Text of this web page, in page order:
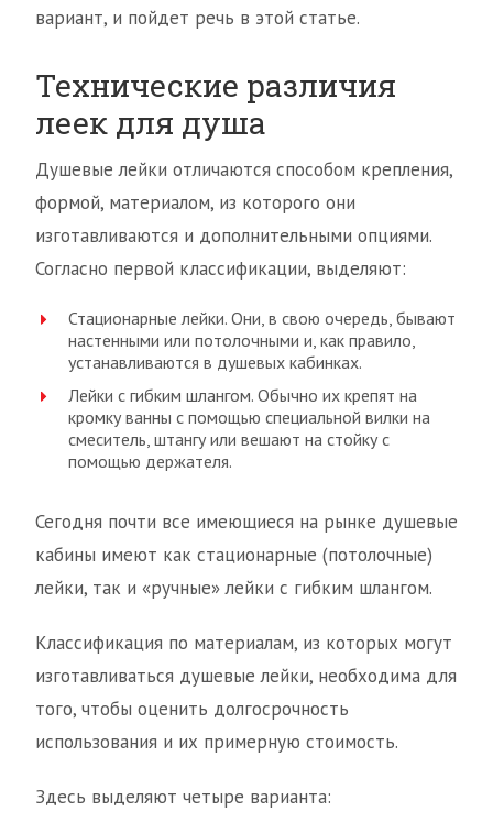
вариант, и пойдет речь в этой статье.
Технические различия
леек для душа
Душевые лейки отличаются способом крепления,
формой, материалом, из которого они
изготавливаются и дополнительными опциями.
Согласно первой классификации, выделяют:
Стационарные лейки. Они, в свою очередь, бывают
настенными или потолочными и, как правило,
устанавливаются в душевых кабинках.
Лейки с гибким шлангом. Обычно их крепят на
кромку ванны с помощью специальной вилки на
смеситель, штангу или вешают на стойку с
помощью держателя.
Сегодня почти все имеющиеся на рынке душевые
кабины имеют как стационарные (потолочные)
лейки, так и «ручные» лейки с гибким шлангом.
Классификация по материалам, из которых могут
изготавливаться душевые лейки, необходима для
того, чтобы оценить долгосрочность
использования и их примерную стоимость.
Здесь выделяют четыре варианта: